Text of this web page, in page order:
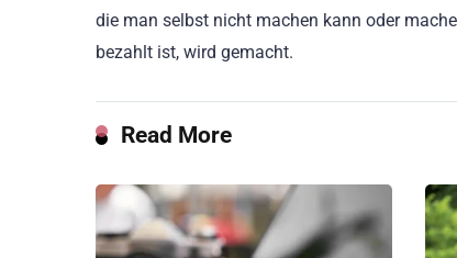
die man selbst nicht machen kann oder
bezahlt ist, wird gemacht.
Read More